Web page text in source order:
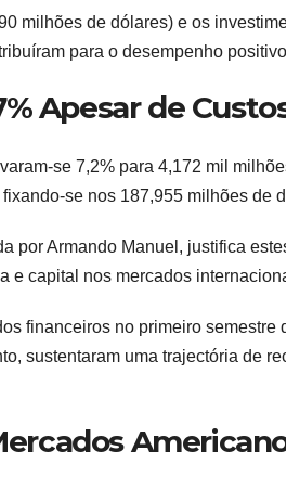
milhões de dólares) e os
para o desempenho
Apesar de
se 7,2% para 4,172 mil
se nos 187,955 milhões de
por Armando Manuel, justifica
e capital nos mercados
financeiros no primeiro
sustentaram uma trajectória de